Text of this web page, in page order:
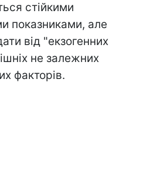
стійкими
показниками, але
від "екзогенних
не залежних
факторів.